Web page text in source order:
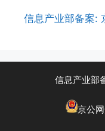
信息产业部备案:
信息产业部
京公